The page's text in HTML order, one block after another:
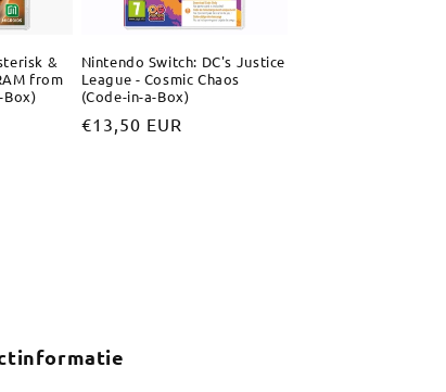
&
from
Box)
Nintendo Switch: DC's Justice
League - Cosmic Chaos
(Code-in-a-Box)
Normale
€13,50 EUR